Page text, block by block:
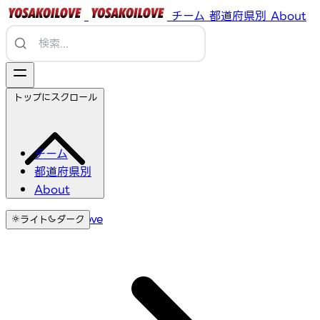
チーム 都道府県別 About
チーム
都道府県別
About
ライト ダーク
トップにスクロール
YosakoiLove